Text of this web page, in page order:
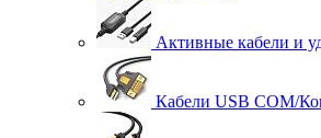
Активные кабели и
Кабели USB COM/